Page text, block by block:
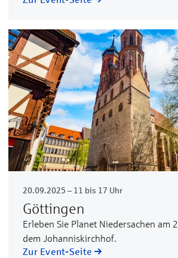
20.09.2025 – 11 bis 17 Uhr
Göttingen
Erleben Sie Planet Niedersachen am
dem Johanniskirchhof.
Zur Event-Seite